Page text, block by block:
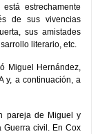
estrechamente
de sus vivencias
sus amistades
literario, etc.
Miguel Hernández,
y, a continuación, a
pareja de Miguel y
Guerra civil. En Cox